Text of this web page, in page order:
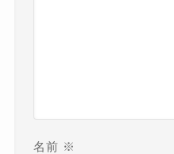
名前 ※